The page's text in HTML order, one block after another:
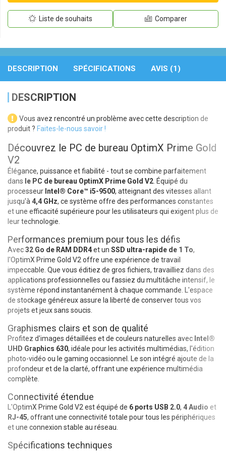
Liste de souhaits Comparer
DESCRIPTION SPÉCIFICATIONS AVIS (1)
DESCRIPTION
Vous avez rencontré un problème avec cette description de
produit ? Faites-le-nous savoir !
Découvrez le PC de bureau OptimX Prime Gold
V2
Élégance, puissance et fiabilité - tout se combine parfaitement
dans le PC de bureau OptimX Prime Gold V2 . Équipé du
processeur Intel® Core™ i5-9500, atteignant des vitesses allant
jusqu'à 4,4 GHz, ce système offre des performances constantes
et une efficacité supérieure pour les utilisateurs qui exigent plus de
leur technologie.
Performances premium pour tous les défis
Avec32 Go de RAM DDR4et un SSD ultra-rapide de 1 To,
l'OptimX Prime Gold V2 offre une expérience de travail
impeccable. Que vous éditiez de gros fichiers, travailliez dans des
applications professionnelles ou fassiez du multitâche intensif, le
système répond instantanément à chaque commande. L'espace
de stockage généreux assure la liberté de conserver tous vos
projets et jeux sans soucis.
Graphismes clairs et son de qualité
Profitez d'images détaillées et de couleurs naturelles avec Intel®
UHD Graphics 630, idéale pour les activités multimédias, l'édition
photo-vidéo ou le gaming occasionnel. Le son intégré ajoute de la
profondeur et de la clarté, offrant une expérience multimédia
complète.
Connectivité étendue
L'OptimX Prime Gold V2 est équipé de 6 ports USB 2.0, 4 Audio et
RJ-45, offrant une connectivité totale pour tous les périphériques
et une connexion stable au réseau.
Spécifications techniques